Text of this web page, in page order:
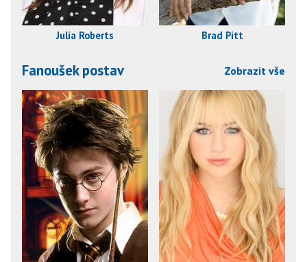
Julia Roberts Brad Pitt
Fanoušek postav Zobrazit vše